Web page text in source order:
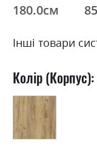
180.0см
Інші товари
Колір (Корпус):